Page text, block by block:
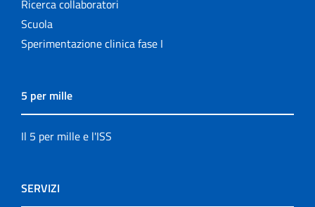
Ricerca collaboratori
Scuola
Sperimentazione clinica fase I
5 per mille
Il 5 per mille e l'ISS
SERVIZI